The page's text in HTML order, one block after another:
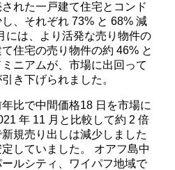
れた一戸建て住宅とコンド
、それぞれ 73% と 68% 減
には、より活発な売り物件の
住宅の売り物件の約 46% と
ニアムが、市場に出回って
き下げられました。
比で中間価格18 日を市場に
年 11 月と比較して約 2 倍
規売り出しは減少しました
していました。 オアフ島中
ルシティ、ワイパフ地域で